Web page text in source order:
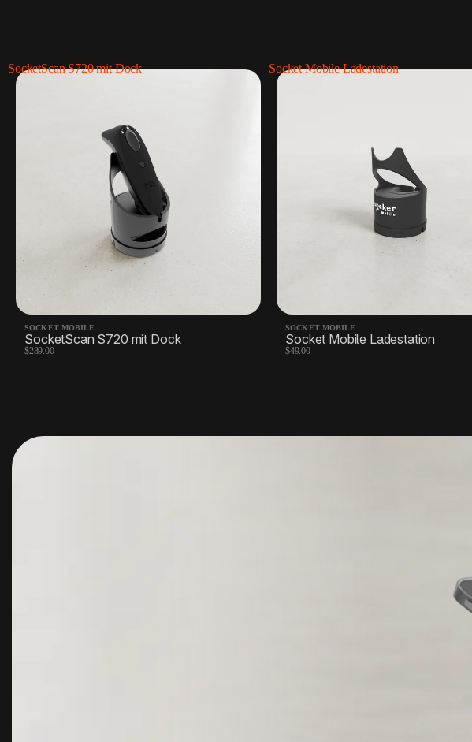
SocketScan S720 mit Dock
SOCKET MOBILE
SocketScan S720 mit Dock
$289.00
Socket Mobile Ladestation
SOCKET MOBILE
Socket Mobile Ladestation
$49.00